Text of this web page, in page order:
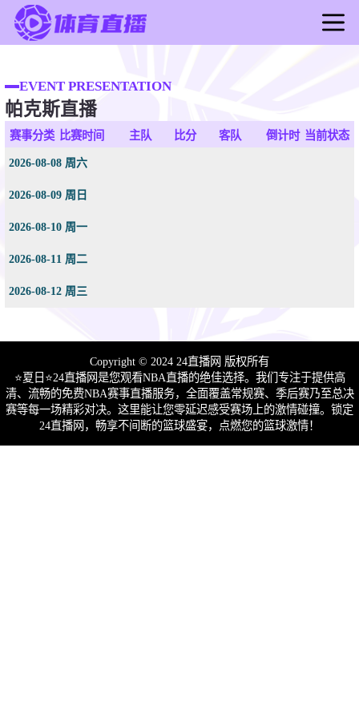
足球直播
篮球直播
足球录像
篮球新闻
EVENT PRESENTATION
帕克斯直播
赛事分类 比赛时间 主队 比分 客队 倒计时 当前状态
2026-08-08 周六
2026-08-09 周日
2026-08-10 周一
2026-08-11 周二
2026-08-12 周三
Copyright © 2024 24直播网 版权所有
⭐️夏日⭐24直播网是您观看NBA直播的绝佳选择。我们专注于提供高
清、流畅的免费NBA赛事直播服务，全面覆盖常规赛、季后赛乃至总决
赛等每一场精彩对决。这里能让您零延迟感受赛场上的激情碰撞。锁定
24直播网，畅享不间断的篮球盛宴，点燃您的篮球激情！